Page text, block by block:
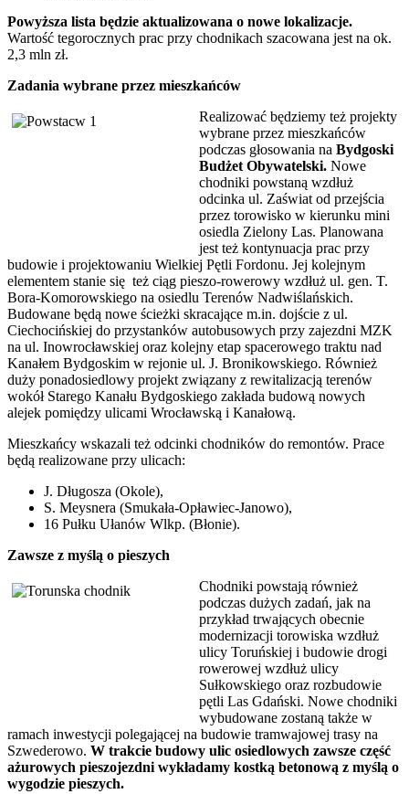
Powyższa lista będzie aktualizowana o nowe lokalizacje.
Wartość tegorocznych prac przy chodnikach szacowana jest na ok.
2,3 mln zł.
Zadania wybrane przez mieszkańców
Realizować będziemy też projekty
wybrane przez mieszkańców
podczas głosowania na Bydgoski
Budżet Obywatelski. Nowe
chodniki powstaną wzdłuż
odcinka ul. Zaświat od przejścia
przez torowisko w kierunku mini
osiedla Zielony Las. Planowana
jest też kontynuacja prac przy
budowie i projektowaniu Wielkiej Pętli Fordonu. Jej kolejnym
elementem stanie się też ciąg pieszo-rowerowy wzdłuż ul. gen. T.
Bora-Komorowskiego na osiedlu Terenów Nadwiślańskich.
Budowane będą nowe ścieżki skracające m.in. dojście z ul.
Ciechocińskiej do przystanków autobusowych przy zajezdni MZK
na ul. Inowrocławskiej oraz kolejny etap spacerowego traktu nad
Kanałem Bydgoskim w rejonie ul. J. Bronikowskiego. Również
duży ponadosiedlowy projekt związany z rewitalizacją terenów
wokół Starego Kanału Bydgoskiego zakłada budową nowych
alejek pomiędzy ulicami Wrocławską i Kanałową.
Mieszkańcy wskazali też odcinki chodników do remontów. Prace
będą realizowane przy ulicach:
J. Długosza (Okole),
S. Meysnera (Smukała-Opławiec-Janowo),
16 Pułku Ułanów Wlkp. (Błonie).
Zawsze z myślą o pieszych
Chodniki powstają również
podczas dużych zadań, jak na
przykład trwających obecnie
modernizacji torowiska wzdłuż
ulicy Toruńskiej i budowie drogi
rowerowej wzdłuż ulicy
Sułkowskiego oraz rozbudowie
pętli Las Gdański. Nowe chodniki
wybudowane zostaną także w
ramach inwestycji polegającej na budowie tramwajowej trasy na
Szwederowo. W trakcie budowy ulic osiedlowych zawsze część
ażurowych pieszojezdni wykładamy kostką betonową z myślą o
wygodzie pieszych.